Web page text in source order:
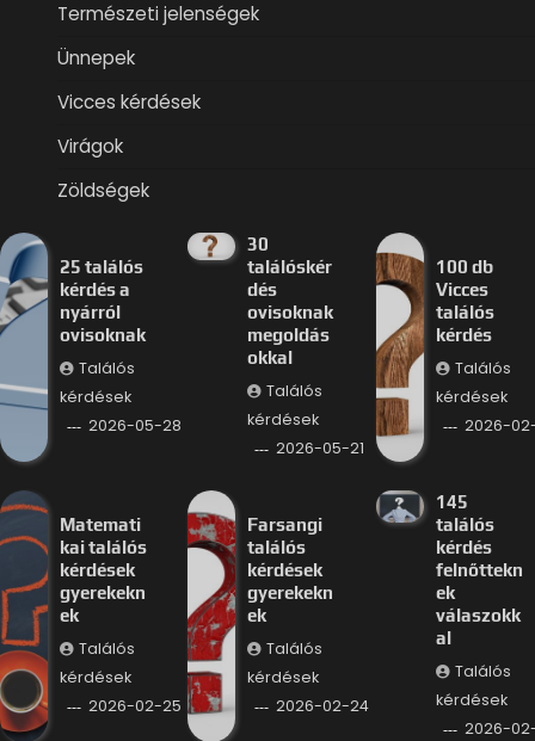
Természeti jelenségek
Ünnepek
Vicces kérdések
Virágok
Zöldségek
25 találós
kérdés a
nyárról
ovisoknak
Találós
kérdések
2026-05-28
30
találóskér
dés
ovisoknak
megoldás
okkal
Találós
kérdések
2026-05-21
100 db
Vicces
találós
kérdés
Találós
kérdések
2026-
Matemati
kai találós
kérdések
gyerekekn
ek
Találós
kérdések
2026-02-25
Farsangi
találós
kérdések
gyerekekn
ek
Találós
kérdések
2026-02-24
145
találós
kérdés
felnőttekn
ek
válaszokk
al
Találós
kérdések
2026-